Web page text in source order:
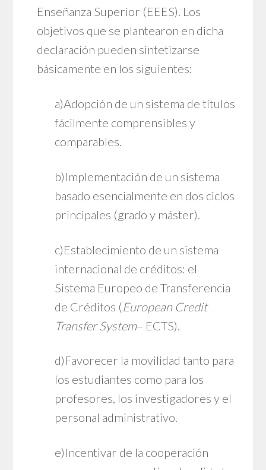
Enseñanza Superior (EEES). Los
objetivos que se plantearon en dicha
declaración pueden sintetizarse
básicamente en los siguientes:
a)Adopción de un sistema de títulos
fácilmente comprensibles y
comparables.
b)Implementación de un sistema
basado esencialmente en dos ciclos
principales (grado y máster).
c)Establecimiento de un sistema
internacional de créditos: el
Sistema Europeo de Transferencia
de Créditos (European Credit
Transfer System– ECTS).
d)Favorecer la movilidad tanto para
los estudiantes como para los
profesores, los investigadores y el
personal administrativo.
e)Incentivar de la cooperación